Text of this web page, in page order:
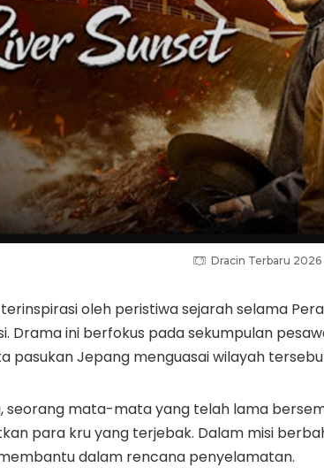
Dracin Terbaru 2026
oleh peristiwa sejarah selama
Drama ini berfokus pada sekumpulan
pasukan Jepang menguasai wilayah
seorang mata-mata yang telah lama
para kru yang terjebak. Dalam misi
dalam rencana penyelamatan.